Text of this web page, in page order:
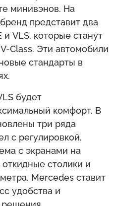
минивэнов. На
представит два
VLS, которые станут
Class. Эти автомобили
стандарты в
будет
комфорт. В
три ряда
с регулировкой,
с экранами на
столики и
Mercedes ставит
удобства и